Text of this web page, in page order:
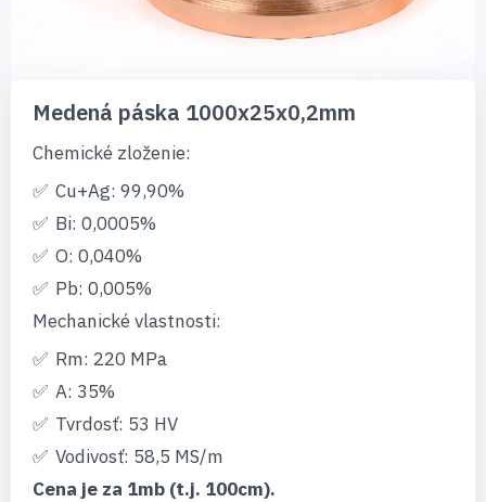
začiatok
galérie
obrázkov
Medená páska 1000x25x0,2mm
Chemické zloženie:
Cu+Ag: 99,90%
Bi: 0,0005%
O: 0,040%
Pb: 0,005%
Mechanické vlastnosti:
Rm: 220 MPa
A: 35%
Tvrdosť: 53 HV
Vodivosť: 58,5 MS/m
Cena je za 1mb (t.j. 100cm).